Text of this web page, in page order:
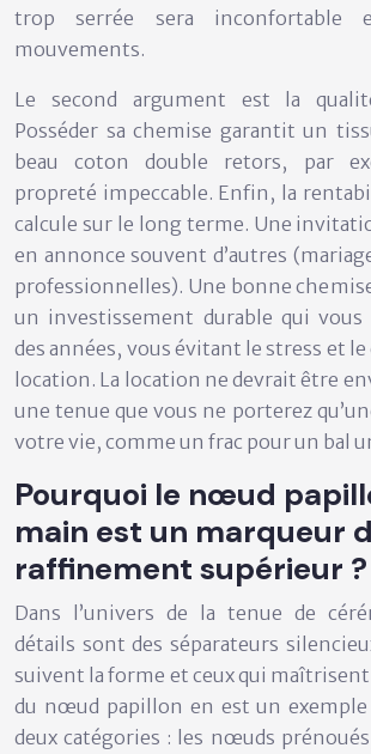
trop serrée sera inconfortable
mouvements.
Le second argument est la
Posséder sa chemise garantit un
beau coton double retors, par
propreté impeccable. Enfin, la
calcule sur le long terme. Une
en annonce souvent d’autres
professionnelles). Une bonne
un investissement durable qui vous
des années, vous évitant le stress et
location. La location ne devrait être
une tenue que vous ne porterez
votre vie, comme un frac pour un bal
Pourquoi le nœud
main est un marqueur
raffinement supérieur ?
Dans l’univers de la tenue de
détails sont des séparateurs
suivent la forme et ceux qui
du nœud papillon en est un
deux catégories : les nœuds